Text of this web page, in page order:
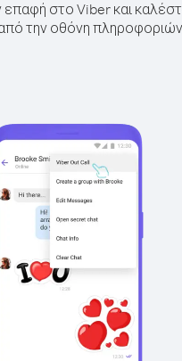
επαφή στο Viber και
την οθόνη πληροφοριών